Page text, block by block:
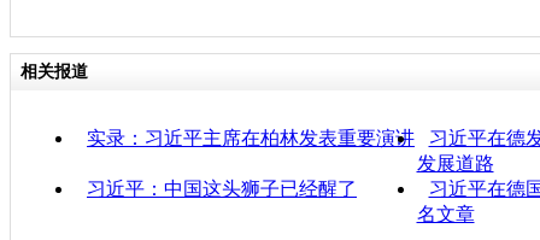
相关报道
实录：习近平主席在柏林发表重要演讲
习近平在德
发展道路
习近平：中国这头狮子已经醒了
习近平在德
名文章